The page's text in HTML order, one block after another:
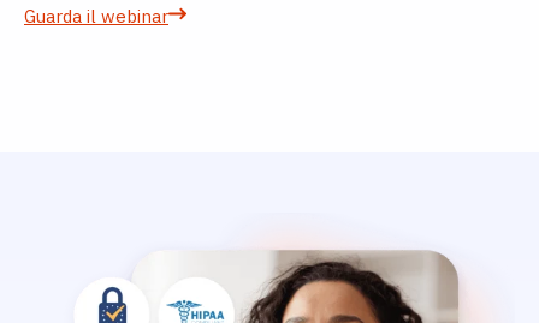
Guarda il webinar